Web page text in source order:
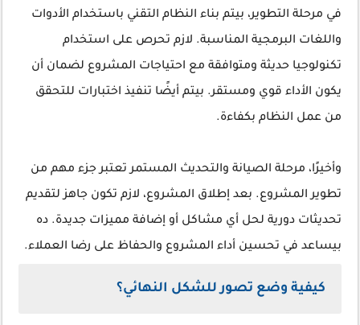
في مرحلة التطوير، بيتم بناء النظام التقني باستخدام الأدوات
واللغات البرمجية المناسبة. لازم تحرص على استخدام
تكنولوجيا حديثة ومتوافقة مع احتياجات المشروع لضمان أن
يكون الأداء قوي ومستقر. بيتم أيضًا تنفيذ اختبارات للتحقق
من عمل النظام بكفاءة.
وأخيرًا، مرحلة الصيانة والتحديث المستمر تعتبر جزء مهم من
تطوير المشروع. بعد إطلاق المشروع، لازم تكون جاهز لتقديم
تحديثات دورية لحل أي مشاكل أو إضافة مميزات جديدة. ده
بيساعد في تحسين أداء المشروع والحفاظ على رضا العملاء.
كيفية وضع تصور للشكل النهائي؟